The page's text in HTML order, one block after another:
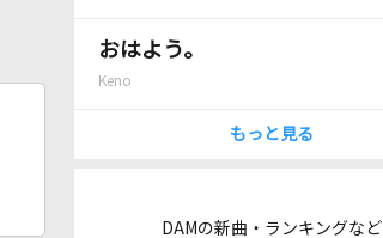
おはよう。
Keno
もっと見る
DAMの新曲・ランキングなど